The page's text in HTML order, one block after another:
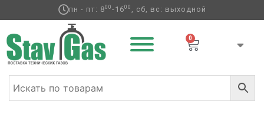
пн - пт: 800-1600 , сб, вс: выходной
0